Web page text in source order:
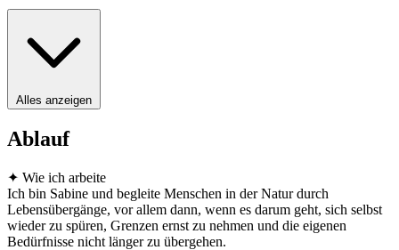
Alles anzeigen
Ablauf
✦ Wie ich arbeite
Ich bin Sabine und begleite Menschen in der Natur durch
Lebensübergänge, vor allem dann, wenn es darum geht, sich selbst
wieder zu spüren, Grenzen ernst zu nehmen und die eigenen
Bedürfnisse nicht länger zu übergehen.